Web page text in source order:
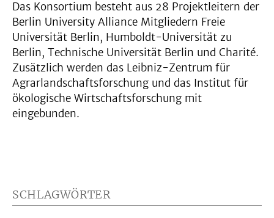
Das Konsortium besteht aus 28 Projektleitern der
Berlin University Alliance Mitgliedern Freie
Universität Berlin, Humboldt-Universität zu
Berlin, Technische Universität Berlin und Charité.
Zusätzlich werden das Leibniz-Zentrum für
Agrarlandschaftsforschung und das Institut für
ökologische Wirtschaftsforschung mit
eingebunden.
SCHLAGWÖRTER